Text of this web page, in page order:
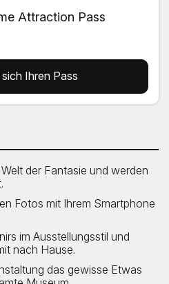
Attraction Pass
Ihren Pass
der Fantasie und werden
Fotos mit Ihrem Smartphone
im Ausstellungsstil und
nach Hause.
das gewisse Etwas